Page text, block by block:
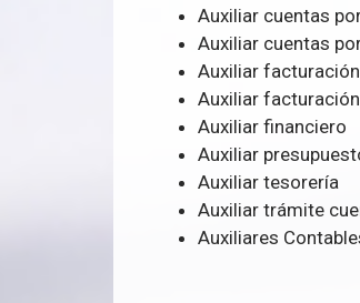
Auxiliar cuentas
Auxiliar cuentas
Auxiliar facturación
Auxiliar facturación
Auxiliar financiero
Auxiliar
Auxiliar tesorería
Auxiliar trámite
Auxiliares